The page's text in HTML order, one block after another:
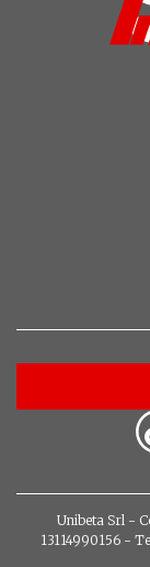
Unibeta Srl -
13114990156 -